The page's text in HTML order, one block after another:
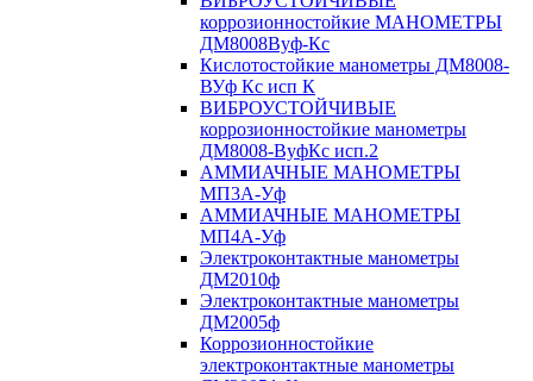
коррозионностойкие МАНОМЕТРЫ
ДМ8008Вуф-Кс
Кислотостойкие манометры ДМ8008-
ВУф Кс исп К
ВИБРОУСТОЙЧИВЫЕ
коррозионностойкие манометры
ДМ8008-ВуфКс исп.2
АММИАЧНЫЕ МАНОМЕТРЫ
МП3А-Уф
АММИАЧНЫЕ МАНОМЕТРЫ
МП4А-Уф
Электроконтактные манометры
ДМ2010ф
Электроконтактные манометры
ДМ2005ф
Коррозионностойкие
электроконтактные манометры